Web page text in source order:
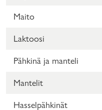
Maito
Laktoosi
Pähkinä ja manteli
Mantelit
Hasselpähkinät